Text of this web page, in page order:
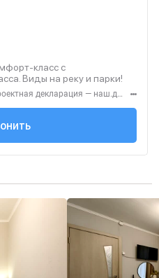
класс с
Виды на реку и парки!
Застройщик — ООО СЗ «АПД». Проектная декларация — наш.дом.рф. Акция до 28.02.2026. Не оферта. Подробности — Level.ru
91-...